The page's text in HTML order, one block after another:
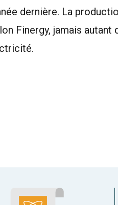
dernière. La
Finergy, jamais autant